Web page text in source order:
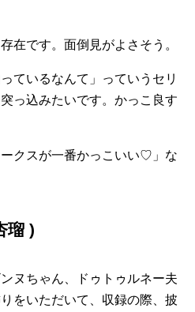
在です。面倒見がよさそう。
ているなんて」っていうセリ
っ込みたいです。かっこ良す
クスが一番かっこいい♡」な
瑠 )
ヌちゃん、ドゥトゥルネー夫
をいただいて、収録の際、披